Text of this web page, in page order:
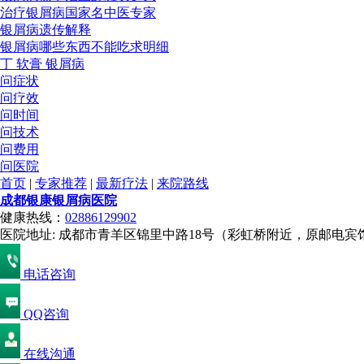
治疗银屑病国家名中医专家
银屑病遗传解释
银屑病哪些东西不能吃求明细
丁 软膏 银屑病
问症状
问疗效
问时间
问技术
问费用
问医院
首页 | 专家推荐 | 最新疗法 | 来院路线
成都银康银屑病医院
健康热线： 02886129902
医院地址: 成都市青羊区锦里中路18号（彩虹桥附近，原邮电宾
电话咨询
QQ咨询
在线沟通